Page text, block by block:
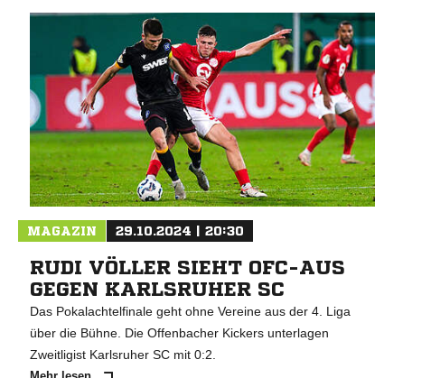
MAGAZIN 29.10.2024 | 20:30
RUDI VÖLLER SIEHT OFC-AUS
GEGEN KARLSRUHER SC
Das Pokalachtelfinale geht ohne Vereine aus der 4. Liga
über die Bühne. Die Offenbacher Kickers unterlagen
Zweitligist Karlsruher SC mit 0:2.